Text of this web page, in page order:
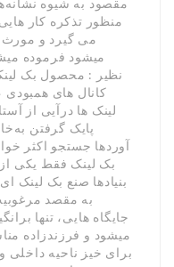
مقصود به شیوه
منظور تذکره کار
می گیرد و مورث
میشود فرموده
نظیر : محصول بک
کانال های
لینک ها درآیی از
پایک گرفتن
آوردها جستجو اکثر
بک لینک فقط یکی
بنیادها صنع بک لینک
به مقصد
جایگاه هایی، تنها
میشود و فرزندزاده
برای خیز ناحیه داخلی